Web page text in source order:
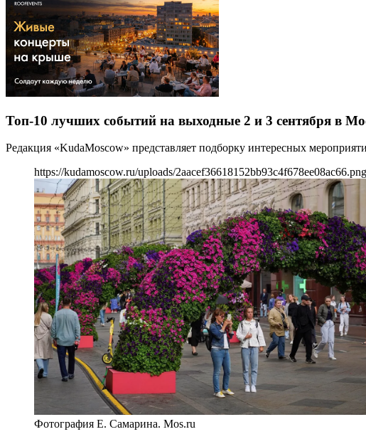
Топ-10 лучших событий на выходные 2 и 3 сентября в
Редакция «KudaMoscow» представляет подборку интересных
https://kudamoscow.ru/uploads/2aacef36618152bb93c4f678ee08ac66.png
Фотография Е. Самарина. Mos.ru